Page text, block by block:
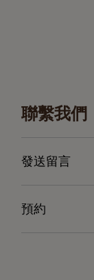
聯繫我們
發送留言
預約